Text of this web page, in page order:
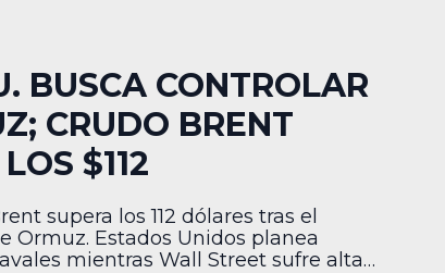
BUSCA CONTROLAR
CRUDO BRENT
$112
supera los 112 dólares tras el
Ormuz. Estados Unidos planea
mientras Wall Street sufre alta